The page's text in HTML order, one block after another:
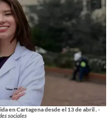
en Cartagena desde el 13 de abril . -
sociales